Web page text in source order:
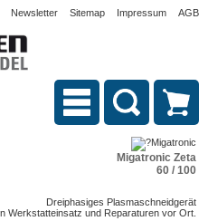
Newsletter Sitemap Impressum AGB
Migatronic Zeta
60 / 100
Dreiphasiges Plasmaschneidgerät
Werkstatteinsatz und Reparaturen vor Ort.